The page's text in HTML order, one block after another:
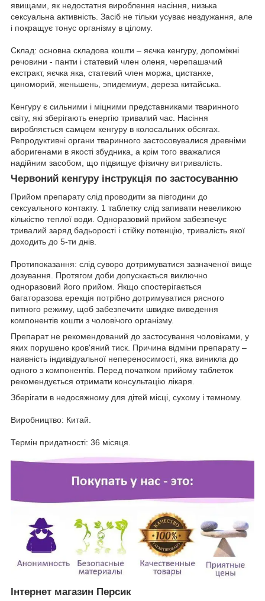
явищами, як недостатня вироблення насіння, низька
сексуальна активність. Засіб не тільки усуває нездужання, але
і покращує тонус організму в цілому.
Склад: основна складова кошти – яєчка кенгуру, допоміжні
речовини - панти і статевий член оленя, черепашачий
екстракт, яєчка яка, статевий член моржа, цистанхе,
циноморий, женьшень, эпидемиум, дереза китайська.
Кенгуру є сильними і міцними представниками тваринного
світу, які зберігають енергію тривалий час. Насіння
виробляється самцем кенгуру в колосальних обсягах.
Репродуктивні органи тваринного застосовувалися древніми
аборигенами в якості збудника, а крім того вважалися
надійним засобом, що підвищує фізичну витривалість.
Червоний кенгуру інструкція по застосуванню
Прийом препарату слід проводити за півгодини до
сексуального контакту. 1 таблетку слід запивати невеликою
кількістю теплої води. Одноразовий прийом забезпечує
тривалий заряд бадьорості і стійку потенцію, тривалість якої
доходить до 5-ти днів.
Протипоказання: слід суворо дотримуватися зазначеної вище
дозування. Протягом доби допускається виключно
одноразовий його прийом. Якщо спостерігається
багаторазова ерекція потрібно дотримуватися рясного
питного режиму, щоб забезпечити швидке виведення
компонентів кошти з чоловічого організму.
Препарат не рекомендований до застосування чоловіками, у
яких порушено кров'яний тиск. Причина відміни препарату –
наявність індивідуальної непереносимості, яка виникла до
одного з компонентів. Перед початком прийому таблеток
рекомендується отримати консультацію лікаря.
Зберігати в недосяжному для дітей місці, сухому і темному.
Виробництво: Китай.
Термін придатності: 36 місяця.
Інтернет магазин Персик